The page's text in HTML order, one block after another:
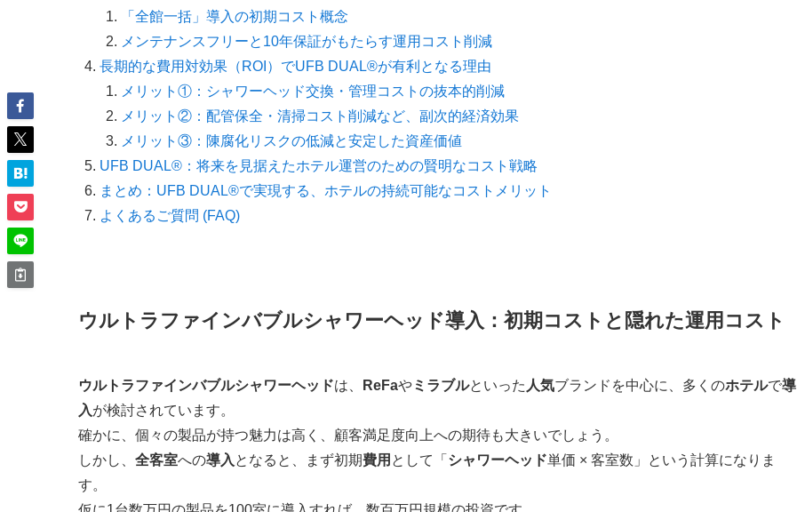
「全館一括」導入の初期コスト概念
メンテナンスフリーと10年保証がもたらす運用コスト削減
長期的な費用対効果（ROI）でUFB DUAL®が有利となる理由
メリット①：シャワーヘッド交換・管理コストの抜本的削減
メリット②：配管保全・清掃コスト削減など、副次的経済効果
メリット③：陳腐化リスクの低減と安定した資産価値
UFB DUAL®：将来を見据えたホテル運営のための賢明なコスト戦略
まとめ：UFB DUAL®で実現する、ホテルの持続可能なコストメリット
よくあるご質問 (FAQ)
ウルトラファインバブルシャワーヘッド導入：初期コストと隠れた運用コスト
ウルトラファインバブルシャワーヘッドは、 ReFaやミラブルといった 人気ブランドを中心に、多くのホテルで導
入が検討されています。
確かに、個々の製品が持つ魅力は高く、顧客満足度向上への期待も大きいでしょう。
しかし、 全客室への導入 となると、まず初期費用 として「 シャワーヘッド単価 × 客室数」という計算になりま
す。